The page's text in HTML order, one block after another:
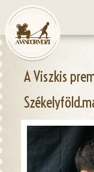
A Viszkis